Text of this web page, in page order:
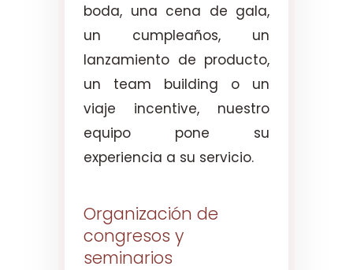
boda, una cena de gala,
un cumpleaños, un
lanzamiento de producto,
un team building o un
viaje incentive, nuestro
equipo pone su
experiencia a su servicio.
Organización de
congresos y
seminarios